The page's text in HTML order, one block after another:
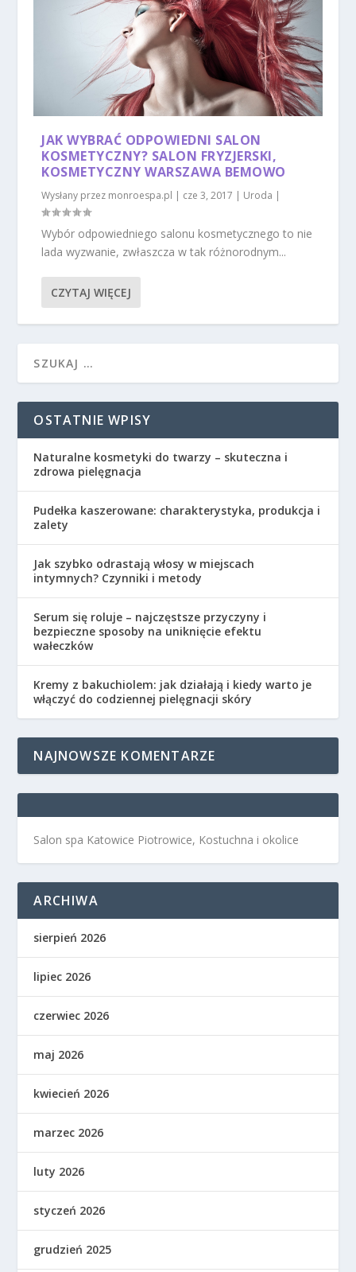
JAK WYBRAĆ ODPOWIEDNI SALON
KOSMETYCZNY? SALON FRYZJERSKI,
KOSMETYCZNY WARSZAWA BEMOWO
Wysłany przez monroespa.pl | cze 3, 2017 | Uroda |
Wybór odpowiedniego salonu kosmetycznego to nie
lada wyzwanie, zwłaszcza w tak różnorodnym...
CZYTAJ WIĘCEJ
OSTATNIE WPISY
Naturalne kosmetyki do twarzy – skuteczna i
zdrowa pielęgnacja
Pudełka kaszerowane: charakterystyka, produkcja i
zalety
Jak szybko odrastają włosy w miejscach
intymnych? Czynniki i metody
Serum się roluje – najczęstsze przyczyny i
bezpieczne sposoby na uniknięcie efektu
wałeczków
Kremy z bakuchiolem: jak działają i kiedy warto je
włączyć do codziennej pielęgnacji skóry
NAJNOWSZE KOMENTARZE
Salon spa Katowice Piotrowice, Kostuchna i okolice
ARCHIWA
sierpień 2026
lipiec 2026
czerwiec 2026
maj 2026
kwiecień 2026
marzec 2026
luty 2026
styczeń 2026
grudzień 2025